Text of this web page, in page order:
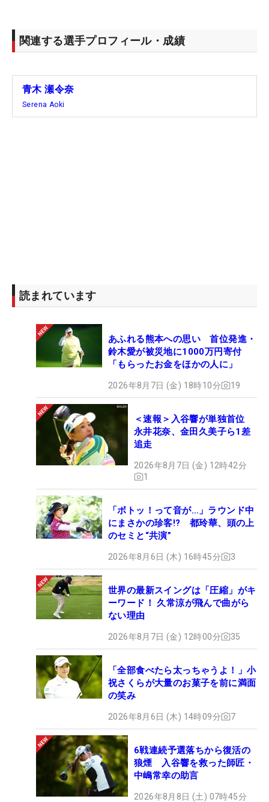
関連する選手プロフィール・成績
青木 瀬令奈
Serena Aoki
読まれています
あふれる熊本への思い 首位発進・
鈴木愛が被災地に1000万円寄付
「もらったお金をほかの人に」
2026年8月7日 (金) 18時10分 19
＜速報＞入谷響が単独首位
永井花奈、金田久美子ら1差
追走
2026年8月7日 (金) 12時42分
1
「ボトッ！って音が…」ラウンド中
にまさかの珍客!? 都玲華、頭の上
のセミと“共演”
2026年8月6日 (木) 16時45分 3
世界の最新スイングは「圧縮」がキ
ーワード！ 久常涼が飛んで曲がら
ない理由
2026年8月7日 (金) 12時00分 35
「全部食べたら太っちゃうよ！」小
祝さくらが大量のお菓子を前に満面
の笑み
2026年8月6日 (木) 14時09分 7
6戦連続予選落ちから復活の
狼煙 入谷響を救った師匠・
中嶋常幸の助言
2026年8月8日 (土) 07時45分